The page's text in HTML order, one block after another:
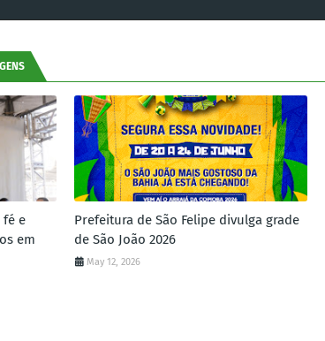
fé e
em
Prefeitura de São Felipe divulga grade
de São João 2026
May 12, 2026